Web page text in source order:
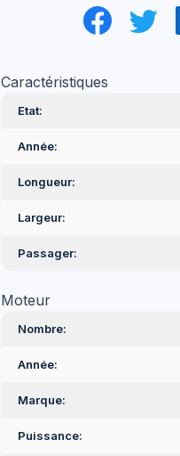
Caractéristiques
Etat
Année
Longueur
Largeur
Passager
Moteur
Nombre
Année
Marque
Puissance